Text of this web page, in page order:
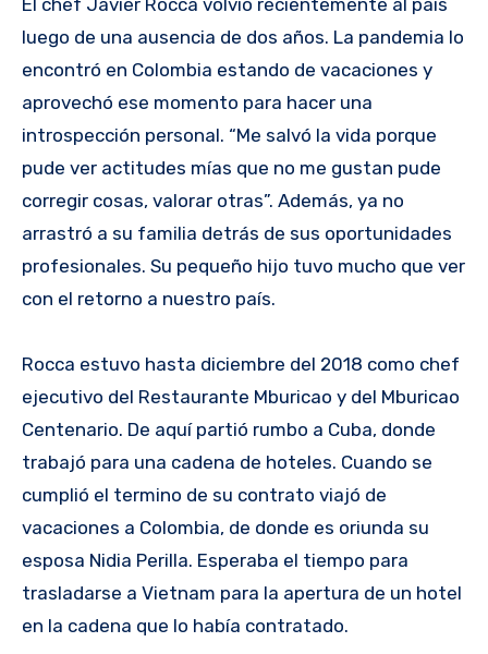
El chef Javier Rocca volvió recientemente al país
luego de una ausencia de dos años. La pandemia lo
encontró en Colombia estando de vacaciones y
aprovechó ese momento para hacer una
introspección personal. “Me salvó la vida porque
pude ver actitudes mías que no me gustan pude
corregir cosas, valorar otras”. Además, ya no
arrastró a su familia detrás de sus oportunidades
profesionales. Su pequeño hijo tuvo mucho que ver
con el retorno a nuestro país.
Rocca estuvo hasta diciembre del 2018 como chef
ejecutivo del Restaurante Mburicao y del Mburicao
Centenario. De aquí partió rumbo a Cuba, donde
trabajó para una cadena de hoteles. Cuando se
cumplió el termino de su contrato viajó de
vacaciones a Colombia, de donde es oriunda su
esposa Nidia Perilla. Esperaba el tiempo para
trasladarse a Vietnam para la apertura de un hotel
en la cadena que lo había contratado.